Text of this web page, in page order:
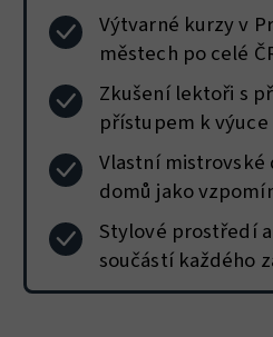
Výtvarné kurzy v
městech po celé
Zkušení lektoři s
přístupem k výuce
Vlastní mistrovské
domů jako
Stylové prostředí
součástí každého